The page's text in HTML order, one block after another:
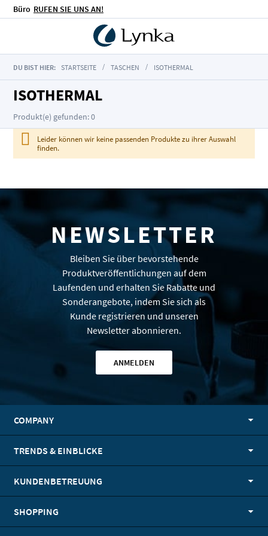
Büro RUFEN SIE UNS AN!
DU BIST HIER: STARTSEITE TASCHEN ISOTHERMAL
ISOTHERMAL
Produkt(e) gefunden: 0
Leider können wir keine passenden Produkte zu ihrer Auswahl
finden.
NEWSLETTER
Bleiben Sie über bevorstehende
Produktveröffentlichungen auf dem
Laufenden und erhalten Sie Rabatte und
Sonderangebote, indem Sie sich als
Kunde registrieren und unseren
Newsletter abonnieren.
ANMELDEN
COMPANY
TRENDS & EINBLICKE
KUNDENBETREUUNG
SHOPPING